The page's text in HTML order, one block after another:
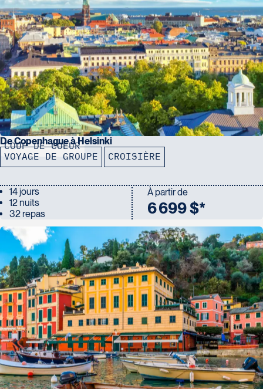
COUP DE COEUR
De Copenhague à Helsinki
VOYAGE DE GROUPE CROISIÈRE
14 jours
12 nuits
32 repas
À partir de
6 699 $*